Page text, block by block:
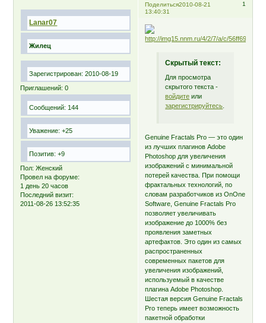
Поделиться 1
2010-08-21
13:40:31
Lanar07
Жилец
Зарегистрирован: 2010-08-19
Приглашений: 0
Сообщений: 144
Уважение: +25
Позитив: +9
Пол: Женский
Провел на форуме:
1 день 20 часов
Последний визит:
2011-08-26 13:52:35
Скрытый текст:
Для просмотра
скрытого текста -
войдите или
зарегистрируйтесь
Genuine Fractals Pro — это один
из лучших плагинов Adobe
Photoshop для увеличения
изображений с минимальной
потерей качества. При помощи
фрактальных технологий, по
словам разработчиков из OnOne
Software, Genuine Fractals Pro
позволяет увеличивать
изображение до 1000% без
проявления заметных
артефактов. Это один из самых
распространенных
современных пакетов для
увеличения изображений,
используемый в качестве
плагина Adobe Photoshop.
Шестая версия Genuine Fractals
Pro теперь имеет возможность
пакетной обработки